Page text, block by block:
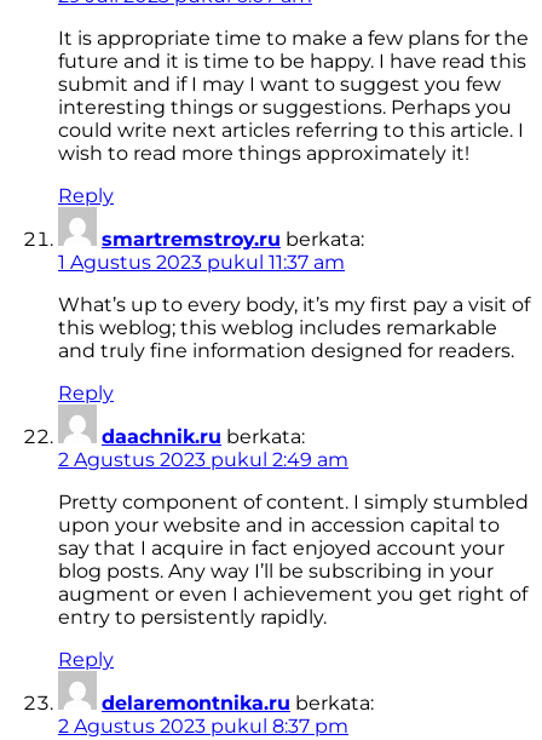
It is appropriate time to make a few plans for the
future and it is time to be happy. I have read this
submit and if I may I want to suggest you few
interesting things or suggestions. Perhaps you
could write next articles referring to this article. I
wish to read more things approximately it!
Reply
smartremstroy.ru berkata:
1 Agustus 2023 pukul 11:37 am
What’s up to every body, it’s my first pay a visit of
this weblog; this weblog includes remarkable
and truly fine information designed for readers.
Reply
daachnik.ru berkata:
2 Agustus 2023 pukul 2:49 am
Pretty component of content. I simply stumbled
upon your website and in accession capital to
say that I acquire in fact enjoyed account your
blog posts. Any way I’ll be subscribing in your
augment or even I achievement you get right of
entry to persistently rapidly.
Reply
delaremontnika.ru berkata:
2 Agustus 2023 pukul 8:37 pm